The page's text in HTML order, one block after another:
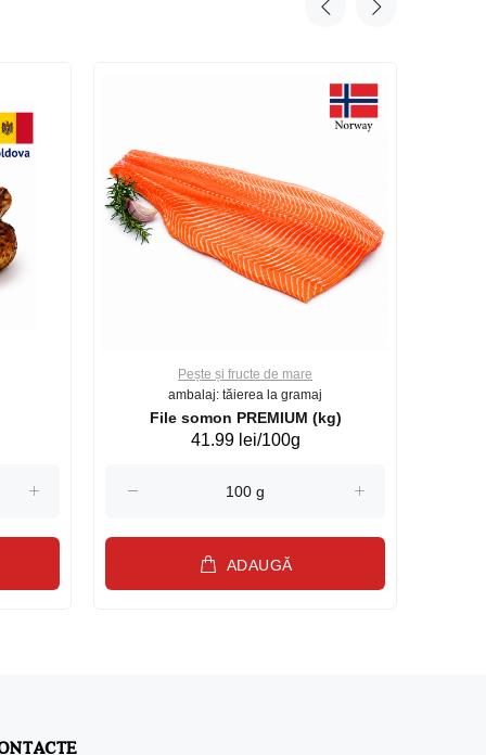
Pește și fructe de mare
ambalaj: tăierea la gramaj
File somon PREMIUM (kg)
41.99 lei/100g
ADAUGĂ